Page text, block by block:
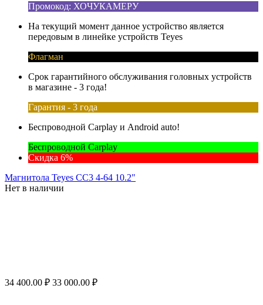
Промокод: ХОЧУКАМЕРУ
На текущий момент данное устройство является
передовым в линейке устройств Teyes
Флагман
Срок гарантийного обслуживания головных устройств
в магазине - 3 года!
Гарантия - 3 года
Беспроводной Carplay и Android auto!
Беспроводной Carplay
Скидка 6%
Магнитола Teyes CC3 4-64 10.2"
Нет в наличии
34 400.00 ₽ 33 000.00 ₽